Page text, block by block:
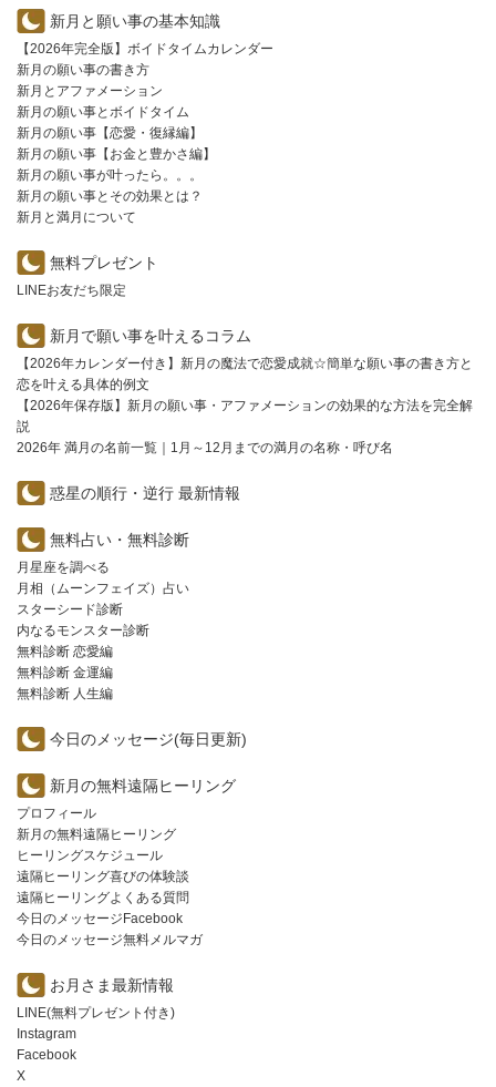
新月と願い事の基本知識
【2026年完全版】ボイドタイムカレンダー
新月の願い事の書き方
新月とアファメーション
新月の願い事とボイドタイム
新月の願い事【恋愛・復縁編】
新月の願い事【お金と豊かさ編】
新月の願い事が叶ったら。。。
新月の願い事とその効果とは？
新月と満月について
無料プレゼント
LINEお友だち限定
新月で願い事を叶えるコラム
【2026年カレンダー付き】新月の魔法で恋愛成就☆簡単な願い事の書き方と
恋を叶える具体的例文
【2026年保存版】新月の願い事・アファメーションの効果的な方法を完全解
説
2026年 満月の名前一覧｜1月～12月までの満月の名称・呼び名
惑星の順行・逆行 最新情報
無料占い・無料診断
月星座を調べる
月相（ムーンフェイズ）占い
スターシード診断
内なるモンスター診断
無料診断 恋愛編
無料診断 金運編
無料診断 人生編
今日のメッセージ(毎日更新)
新月の無料遠隔ヒーリング
プロフィール
新月の無料遠隔ヒーリング
ヒーリングスケジュール
遠隔ヒーリング喜びの体験談
遠隔ヒーリングよくある質問
今日のメッセージFacebook
今日のメッセージ無料メルマガ
お月さま最新情報
LINE(無料プレゼント付き)
Instagram
Facebook
X